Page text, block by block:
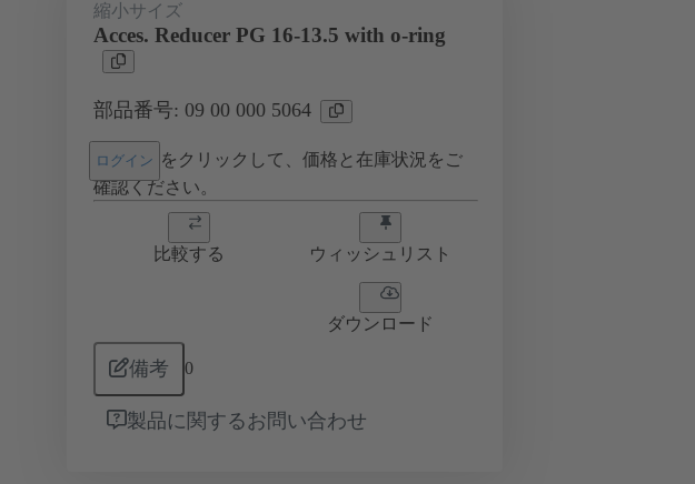
縮小サイズ
Acces. Reducer PG 16-13.5 with o-ring
部品番号: 09 00 000 5064
ログイン をクリックして、価格と在庫状況をご
確認ください。
比較する ウィッシュリスト
ダウンロード
備考 0
製品に関するお問い合わせ